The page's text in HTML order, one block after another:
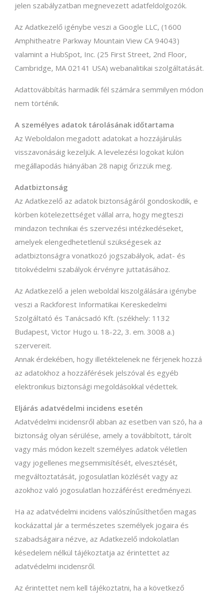
jelen szabályzatban megnevezett adatfeldolgozók.
Az Adatkezelő igénybe veszi a Google LLC, (1600
Amphitheatre Parkway Mountain View CA 94043)
valamint a HubSpot, Inc. (25 First Street, 2nd Floor,
Cambridge, MA 02141 USA) webanalitikai szolgáltatását.
Adattovábbítás harmadik fél számára semmilyen módon
nem történik.
A személyes adatok tárolásának időtartama
Az Weboldalon megadott adatokat a hozzájárulás
visszavonásáig kezeljük. A levelezési logokat külön
megállapodás hiányában 28 napig őrizzük meg.
Adatbiztonság
Az Adatkezelő az adatok biztonságáról gondoskodik, e
körben kötelezettséget vállal arra, hogy megteszi
mindazon technikai és szervezési intézkedéseket,
amelyek elengedhetetlenül szükségesek az
adatbiztonságra vonatkozó jogszabályok, adat- és
titokvédelmi szabályok érvényre juttatásához.
Az Adatkezelő a jelen weboldal kiszolgálására igénybe
veszi a Rackforest Informatikai Kereskedelmi
Szolgáltató és Tanácsadó Kft. (székhely: 1132
Budapest, Victor Hugo u. 18-22, 3. em. 3008 a.)
szervereit.
Annak érdekében, hogy illetéktelenek ne férjenek hozzá
az adatokhoz a hozzáférések jelszóval és egyéb
elektronikus biztonsági megoldásokkal védettek.
Eljárás adatvédelmi incidens esetén
Adatvédelmi incidensről abban az esetben van szó, ha a
biztonság olyan sérülése, amely a továbbított, tárolt
vagy más módon kezelt személyes adatok véletlen
vagy jogellenes megsemmisítését, elvesztését,
megváltoztatását, jogosulatlan közlését vagy az
azokhoz való jogosulatlan hozzáférést eredményezi.
Ha az adatvédelmi incidens valószínűsíthetően magas
kockázattal jár a természetes személyek jogaira és
szabadságaira nézve, az Adatkezelő indokolatlan
késedelem nélkül tájékoztatja az érintettet az
adatvédelmi incidensről.
Az érintettet nem kell tájékoztatni, ha a következő